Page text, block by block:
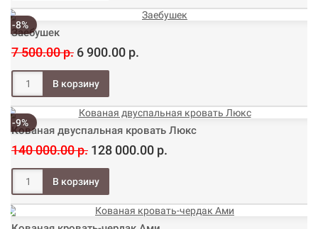
-8%
Заебушек
7 500.00 р. 6 900.00 р.
-9%
Кованая двуспальная кровать Люкс
140 000.00 р. 128 000.00 р.